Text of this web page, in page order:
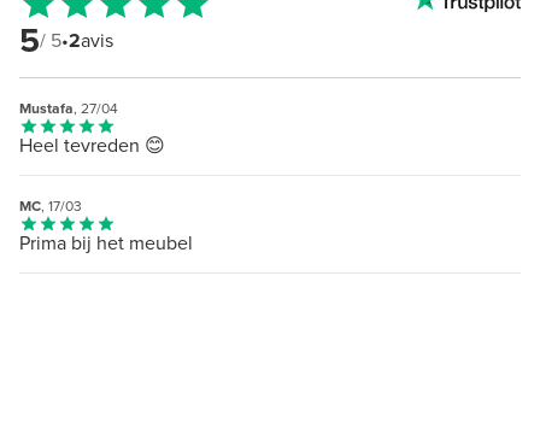
5/ 5•2avis
Mustafa, 27/04
Heel tevreden 😊
MC, 17/03
Prima bij het meubel